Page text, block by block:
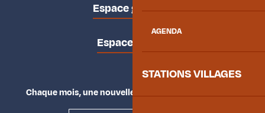
AGENDA
STATIONS VILLAGES
Espace groupes
Espace presse
Chaque mois, une nouvelle façon d'explorer la vallée.